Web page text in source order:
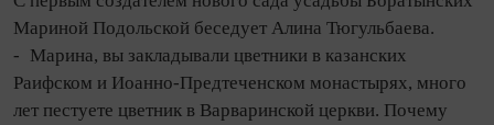
Мариной Подольской беседует Алина Тюгульбаева.
- Марина, вы закладывали цветники в казанских
Раифском и Иоанно‑Предтеченском монастырях, много
лет пестуете цветник в Варваринской церкви. Почему